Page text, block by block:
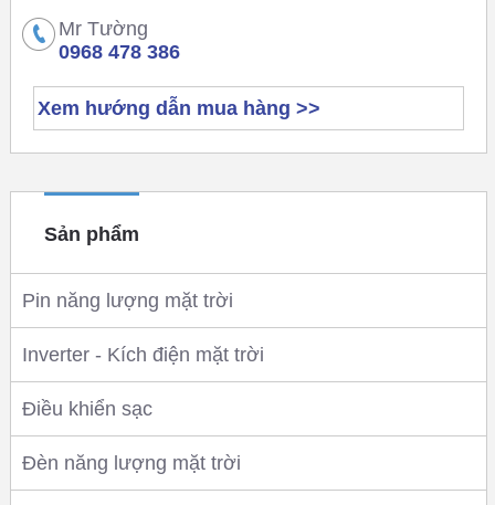
Mr Tường
0968 478 386
Xem hướng dẫn mua hàng >>
Sản phẩm
Pin năng lượng mặt trời
Inverter - Kích điện mặt trời
Điều khiển sạc
Đèn năng lượng mặt trời